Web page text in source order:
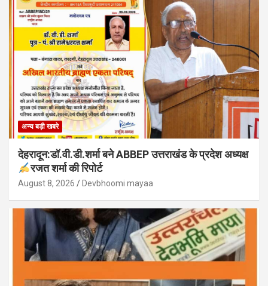
अन्य बड़ी खबरे
देहरादून:डॉ.वी.डी.शर्मा बने ABBEP उत्तराखंड के प्रदेश अध्यक्ष
रजत शर्मा की रिपोर्ट
August 8, 2026 Devbhoomi mayaa